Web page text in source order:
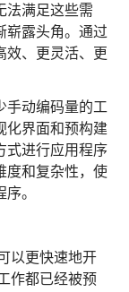
法满足这些需
崭露头角。通过
效、更灵活、更
手动编码量的工
化界面和预构建
式进行应用程序
度和复杂性，使
。
以更快速地开
作都已经被预